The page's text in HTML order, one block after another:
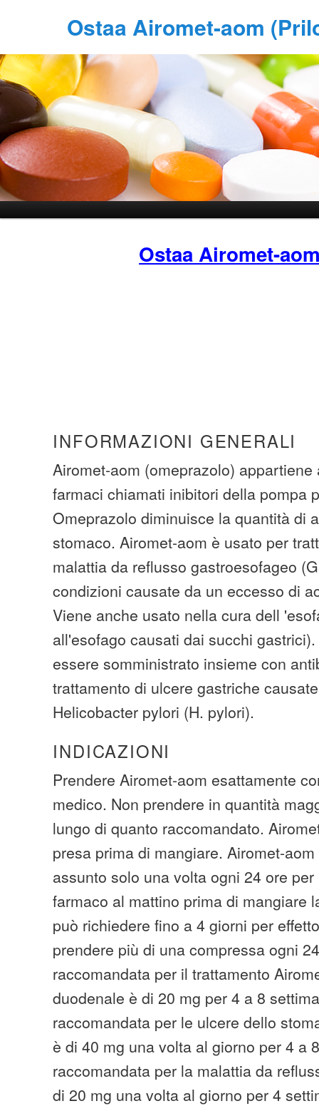
Ostaa Airomet-aom
Ostaa Airomet-
INFORMAZIONI GENERALI
Airomet-aom (omeprazolo)
farmaci chiamati inibitori della pompa
Omeprazolo diminuisce la quantità di
stomaco. Airomet-aom è usato per
malattia da reflusso gastroesofageo
condizioni causate da un eccesso di
Viene anche usato nella cura dell
all'esofago causati dai succhi
essere somministrato insieme con
trattamento di ulcere gastriche
Helicobacter pylori (H. pylori).
INDICAZIONI
Prendere Airomet-aom esattamente
medico. Non prendere in quantità
lungo di quanto raccomandato.
presa prima di mangiare. Airomet-
assunto solo una volta ogni 24 ore
farmaco al mattino prima di mangiare
può richiedere fino a 4 giorni per
prendere più di una compressa ogni
raccomandata per il trattamento
duodenale è di 20 mg per 4 a 8
raccomandata per le ulcere dello
è di 40 mg una volta al giorno per 4 a
raccomandata per la malattia da
di 20 mg una volta al giorno per 4